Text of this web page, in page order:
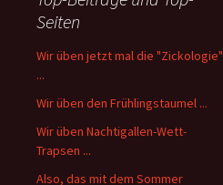
Seiten
Wir üben jetzt mal die "Zickologie"
...
Wir üben den Frühlingstaumel ...
Wir üben Nachtigallen-Wett-
Trapsen ...
Also, das mit dem Sommer